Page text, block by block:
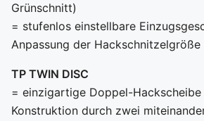
Grünschnitt)
= stufenlos einstellbare
Anpassung der Hackschnitzelgröße
TP TWIN DISC
= einzigartige Doppel-
Konstruktion durch zwei